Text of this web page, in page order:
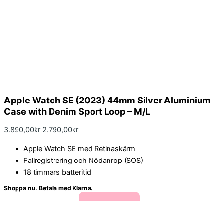
Apple Watch SE (2023) 44mm Silver Aluminium
Case with Denim Sport Loop – M/L
3.890,00kr 2.790,00kr
Apple Watch SE med Retinaskärm
Fallregistrering och Nödanrop (SOS)
18 timmars batteritid
Shoppa nu. Betala med Klarna.